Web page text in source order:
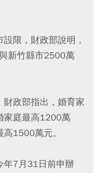
限，財政部說明，
新竹縣市2500萬
政部指出，婚育家
家庭最高1200萬
1500萬元。
年7月31日前申辦